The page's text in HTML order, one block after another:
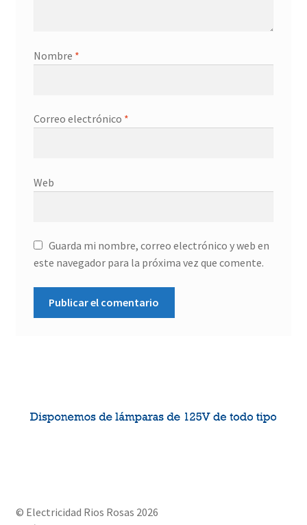
Nombre *
Correo electrónico *
Web
Guarda mi nombre, correo electrónico y web en
este navegador para la próxima vez que comente.
© Electricidad Rios Rosas 2026